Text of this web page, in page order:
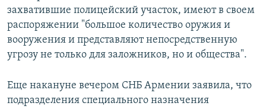
захватившие полицейский участок, имеют в своем
распоряжении "большое количество оружия и
вооружения и представляют непосредственную
угрозу не только для заложников, но и общества".
Еще накануне вечером СНБ Армении заявила, что
подразделения специального назначения